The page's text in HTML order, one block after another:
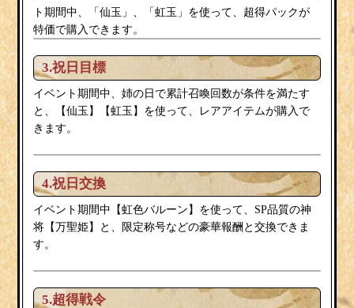
ト期間中、「仙玉」、「虹玉」を使って、超得パックが
特価で購入できます。
3.祝日目標
イベント期間中、姉の日で累計召喚回数が条件を満たす
と、【仙玉】【虹玉】を使って、レアアイテムが購入で
きます。
4.祝日交換
イベント期間中【虹色バルーン 】を使って、SP品質の神
将【万聖姫】と、限定称号などの豪華報酬と交換できま
す。
5.超得戦令